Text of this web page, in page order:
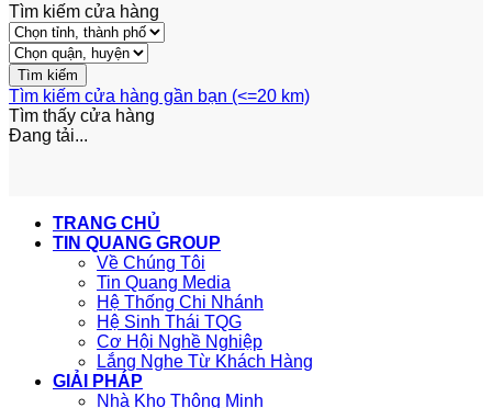
Tìm kiếm cửa hàng
Tìm kiếm cửa hàng gần bạn (<=20 km)
Tìm thấy cửa hàng
Đang tải...
TRANG CHỦ
TIN QUANG GROUP
Về Chúng Tôi
Tin Quang Media
Hệ Thống Chi Nhánh
Hệ Sinh Thái TQG
Cơ Hội Nghề Nghiệp
Lắng Nghe Từ Khách Hàng
GIẢI PHÁP
Nhà Kho Thông Minh